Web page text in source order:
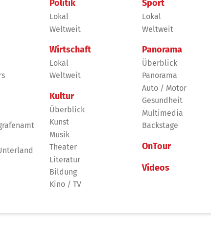
Politik
Lokal
Weltweit
Wirtschaft
Lokal
Weltweit
Kultur
Überblick
Kunst
Musik
Theater
Literatur
Bildung
Kino / TV
Sport
Lokal
Weltweit
Panorama
Überblick
Panorama
Auto / Motor
Gesundheit
Multimedia
Backstage
OnTour
Videos